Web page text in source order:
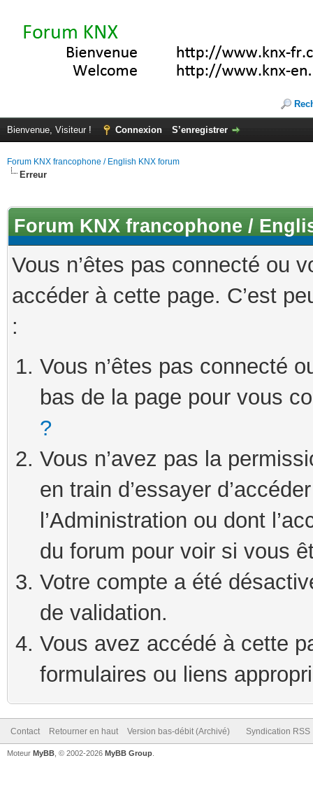
Bienvenue, Visiteur ! Connexion S’enregistrer
Forum KNX francophone / English KNX forum
Erreur
Forum KNX francophone /
Vous n’êtes pas connecté ou
accéder à cette page. C’est
:
Vous n’êtes pas connecté
bas de la page pour vous
?
Vous n’avez pas la
en train d’essayer
l’Administration ou dont
du forum pour voir si vous
Votre compte a été
de validation.
Vous avez accédé à cette
formulaires ou liens
Contact Retourner en haut Version bas-débit (Archivé) Syndication RSS
Moteur MyBB , © 2002-2026 MyBB Group